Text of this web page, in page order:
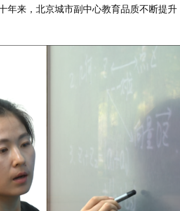
年来，北京城市副中心教育品质不断提